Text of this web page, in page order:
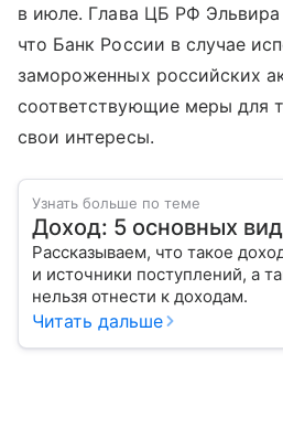
в июле. Глава ЦБ РФ Эльвира
что Банк России в случае
замороженных российских
соответствующие меры для
свои интересы.
Узнать больше по теме
Доход: 5 основных
Рассказываем, что такое
и источники поступлений, а
нельзя отнести к доходам.
Читать дальше